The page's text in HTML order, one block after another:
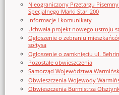
Nieograniczony Przetargu
Specjalnego Marki Star_200
Informacje i komunikaty
Uchwała projekt nowego ustroju
Ogłoszenie o zebraniu
sołtysa
Ogłoszenie o zamknięciu ul.
Pozostałe obwieszczenia
Samorząd Województwa
Obwieszczenia Wojewody
Obwieszczenia Burmistrza